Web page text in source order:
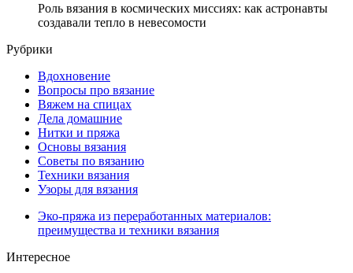
Роль вязания в космических миссиях: как астронавты
создавали тепло в невесомости
Рубрики
Вдохновение
Вопросы про вязание
Вяжем на спицах
Дела домашние
Нитки и пряжа
Основы вязания
Советы по вязанию
Техники вязания
Узоры для вязания
Эко-пряжа из переработанных материалов:
преимущества и техники вязания
Интересное